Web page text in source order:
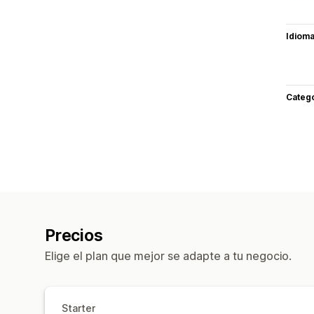
Precios
Elige el plan que mejor se adapte a tu negocio.
Starter